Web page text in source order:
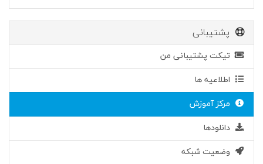
پشتیبانی
تیکت پشتیبانی من
اطلاعیه ها
مرکز آموزش
دانلودها
وضعیت شبکه